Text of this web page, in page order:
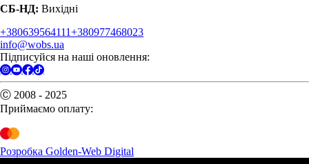
СБ-НД: Вихідні
+380639564111+380977468023
info@wobs.ua
Підписуйся на наші оновлення:
Ⓒ 2008 - 2025
Приймаємо оплату:
Розробка Golden-Web Digital